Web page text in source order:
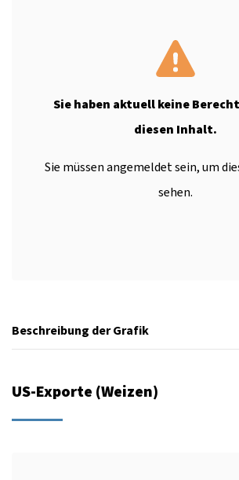
Sie haben aktuell keine
diesen Inhalt.
Sie müssen angemeldet sein, um
sehen.
Beschreibung der Grafik
US-Exporte (Weizen)